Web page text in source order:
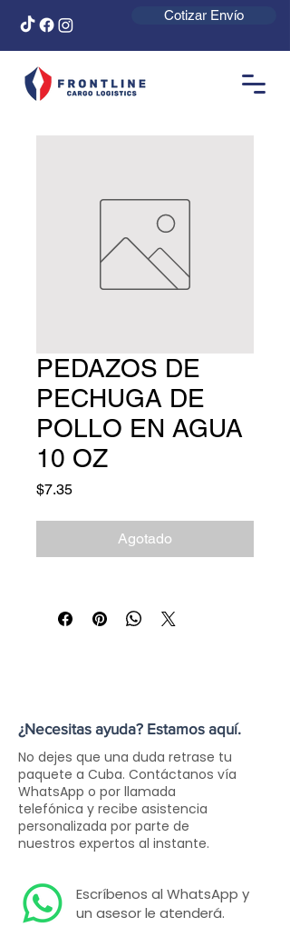
Cotizar Envío
PEDAZOS DE
PECHUGA DE
POLLO EN AGUA
10 OZ
$7.35Precio
Agotado
¿Necesitas ayuda? Estamos aquí.
No dejes que una duda retrase tu
paquete a Cuba. Contáctanos vía
WhatsApp o por llamada
telefónica y recibe asistencia
personalizada por parte de
nuestros expertos al instante.
Escríbenos al WhatsApp y
un asesor le atenderá.